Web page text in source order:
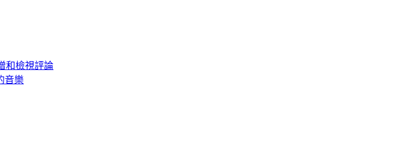
和檢視評論
音樂